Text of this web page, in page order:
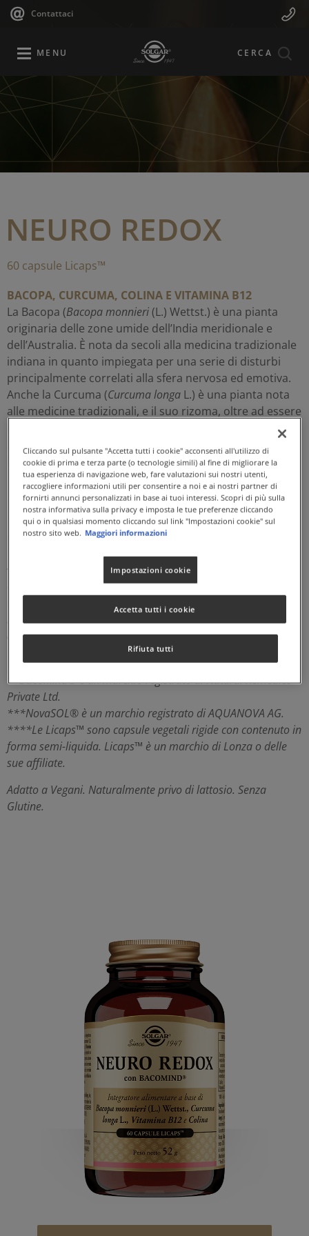
Salta
principale
Contattaci
Navigazione
Menu
MENU CERCA
NEURO REDOX
60 capsule Licaps™
BACOPA, CURCUMA, COLINA E VITAMINA B12
La Bacopa (Bacopa monnieri(L.) Wettst.) è una pianta
originaria delle zone umide dell’India meridionale e
dell’Australia. È nota da secoli alla medicina tradizionale
indiana in quanto impiegata per una serie di disturbi
principalmente correlati alla sfera nervosa ed emotiva.
Anche la Curcuma (Curcuma longa L.) è una pianta nota
alle medicine tradizionali, e il suo rizoma, oltre ad essere
impiegato come spezia per uso alimentare e culinario,
presenta numerose proprietà benefiche per
l'organismo.
NEURO REDOX è un integratore alimentare a base di
Bacopa (Bacopa monnieri(L.) Wettst. - BacoMind®**),
Curcuma (Curcuma longaL. - NovaSOL®***), Vitamina
B12 e Colina. La Bacopa favorisce lamemoria
funzioni cognitive. La Vitamina B12 (metilcobalamina)
contribuisce al normale funzionamento del
, alla normale funzione psicologica
alla Colina, contribuisce al normalemetabolismo
dell’omocisteina. Il prodotto si presenta in
**BacoMind® è un marchio registrato di Natural Remedies
Private Ltd.
***NovaSOL® è un marchio registrato di AQUANOVA AG.
****Le Licaps™ sono capsule vegetali rigide con contenuto in
forma semi-liquida. Licaps™ è un marchio di Lonza o delle
sue affiliate.
Adatto a Vegani. Naturalmente privo di lattosio. Senza
Glutine.
Cliccando sul pulsante "Accetta tutti i cookie" acconsenti all'utilizzo di
cookie di prima e terza parte (o tecnologie simili) al fine di migliorare la
tua esperienza di navigazione web, fare valutazioni sui nostri utenti,
raccogliere informazioni utili per consentire a noi e ai nostri partner di
fornirti annunci personalizzati in base ai tuoi interessi. Scopri di più sulla
nostra informativa sulla privacy e imposta le tue preferenze cliccando
qui o in qualsiasi momento cliccando sul link "Impostazioni cookie" sul
nostro sito web. Maggiori informazioni
Impostazioni cookie
Rifiuta tutti
Accetta tutti i cookie